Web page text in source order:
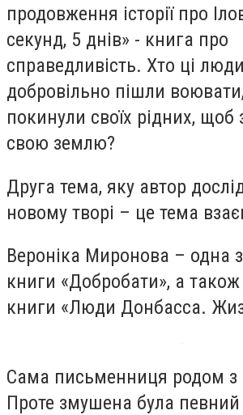
продовження історії про
секунд, 5 днів» - книга про
справедливість. Хто ці
добровільно пішли
покинули своїх рідних, щоб
свою землю?
Друга тема, яку автор
новому творі – це тема
Вероніка Миронова – одна
книги «Добробати», а
книги «Люди Донбасса.
Сама письменниця родом з
Проте змушена була певний